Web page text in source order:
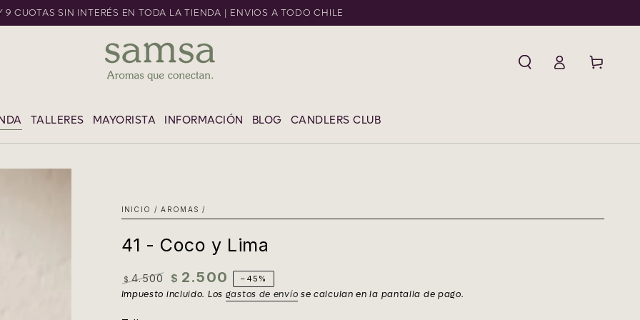
CONTENIDO
9 CUOTAS SIN INTERÉS EN TODA LA TIENDA | ENVIOS A TODO CHILE
TALLERES MAYORISTA INFORMACIÓN BLOG CANDLERS CLUB
sesión
Carrito
INICIO / AROMAS /
41 - Coco y Lima
Precio
$ 4.500
Precio
$ 2.500 –45%
Impuesto incluido. Los gastos de envío se calculan en la pantalla de pago.